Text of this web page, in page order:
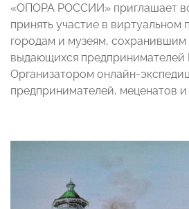
«ОПОРА РОССИИ» приглашает
принять участие в виртуальном
городам и музеям, сохранившим
выдающихся предпринимателей
Организатором онлайн-
предпринимателей, меценатов и